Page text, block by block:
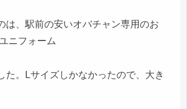
は、駅前の安いオバチャン専用のお
ニフォーム
た。Lサイズしかなかったので、大き